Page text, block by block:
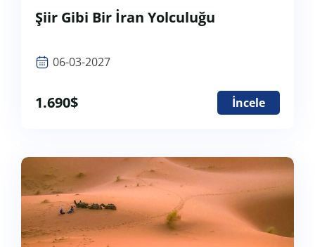
Şiir Gibi Bir İran Yolculuğu
06-03-2027
1.690$ İncele